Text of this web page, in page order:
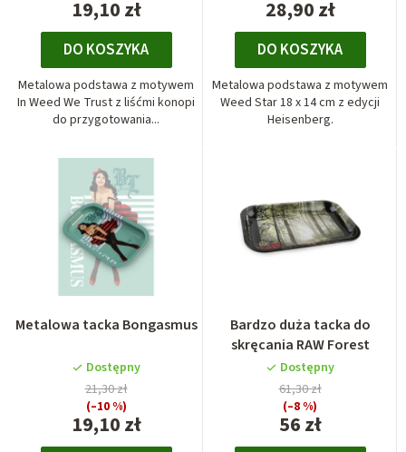
19,10 zł
DO KOSZYKA
Metalowa podstawa z motywem
In Weed We Trust z liśćmi konopi
do przygotowania...
28,90 zł
DO KOSZYKA
Metalowa podstawa z motywem
Weed Star 18 x 14 cm z edycji
Heisenberg.
Metalowa tacka Bongasmus
Dostępny
19,10 zł
21,30 zł
(–10 %)
Bardzo duża tacka do
skręcania RAW Forest
Dostępny
56 zł
61,30 zł
(–8 %)